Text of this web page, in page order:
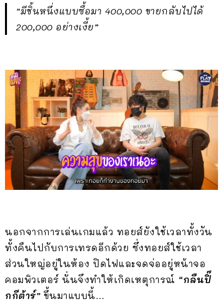
“มีชิ้นหนึ่งแบบซื้อมา 400,000 ขายกลับไปได้
200,000 อย่างเงี้ย”
นอกจากการเล่นเกมแล้ว ทอยส์ยังใช้เวลาทั้งวัน
ทั้งคืนไปกับการเทรดอีกด้วย ซึ่งทอยส์ใช้เวลา
ส่วนใหญ่อยู่ในห้อง ปิดไฟและจดจ่ออยู่หน้าจอ
คอมพิวเตอร์ นั่นจึงทำให้เกิดเหตุการณ์ “กลืนปิ๊
กกีต้าร์” ขึ้นมาแบบนี้…